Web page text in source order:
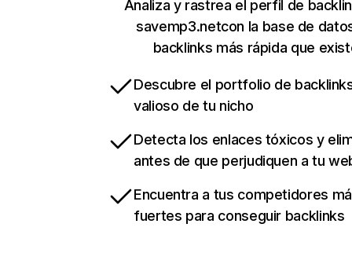
Analiza y rastrea el perfil de
savemp3.netcon la base de
backlinks más rápida que
Descubre el portfolio de
valioso de tu nicho
Detecta los enlaces tóxicos y
antes de que perjudiquen a tu
Encuentra a tus competidores
fuertes para conseguir backlinks